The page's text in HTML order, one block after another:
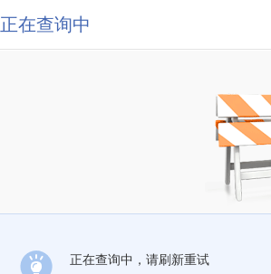
正在查询中
正在查询中，请刷新重试